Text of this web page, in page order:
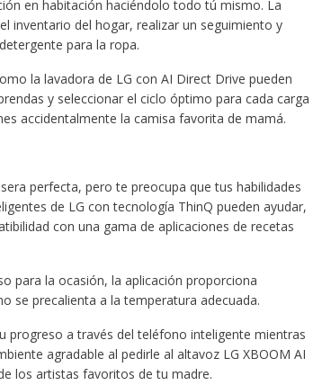
en habitación haciéndolo todo tú mismo. La
inventario del hogar, realizar un seguimiento y
para la ropa.
la lavadora de LG con AI Direct Drive pueden
y seleccionar el ciclo óptimo para cada carga
accidentalmente la camisa favorita de mamá.
perfecta, pero te preocupa que tus habilidades
de LG con tecnología ThinQ pueden ayudar,
con una gama de aplicaciones de recetas
para la ocasión, la aplicación proporciona
se precalienta a la temperatura adecuada.
progreso a través del teléfono inteligente mientras
agradable al pedirle al altavoz LG XBOOM AI
los artistas favoritos de tu madre.